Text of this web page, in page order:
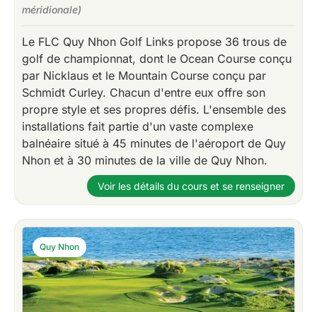
méridionale)
Le FLC Quy Nhon Golf Links propose 36 trous de
golf de championnat, dont le Ocean Course conçu
par Nicklaus et le Mountain Course conçu par
Schmidt Curley. Chacun d'entre eux offre son
propre style et ses propres défis. L'ensemble des
installations fait partie d'un vaste complexe
balnéaire situé à 45 minutes de l'aéroport de Quy
Nhon et à 30 minutes de la ville de Quy Nhon.
Voir les détails du cours et se renseigner
Quy Nhon